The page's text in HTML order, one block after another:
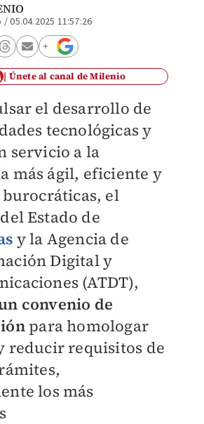
/05.04.2025 11:57:26
Únete al canal de Milenio
el desarrollo de
tecnológicas y
servicio a la
más ágil, eficiente y
el
Estado de
y la Agencia de
Digital y
(ATDT),
convenio de
para homologar
reducir requisitos de
los más